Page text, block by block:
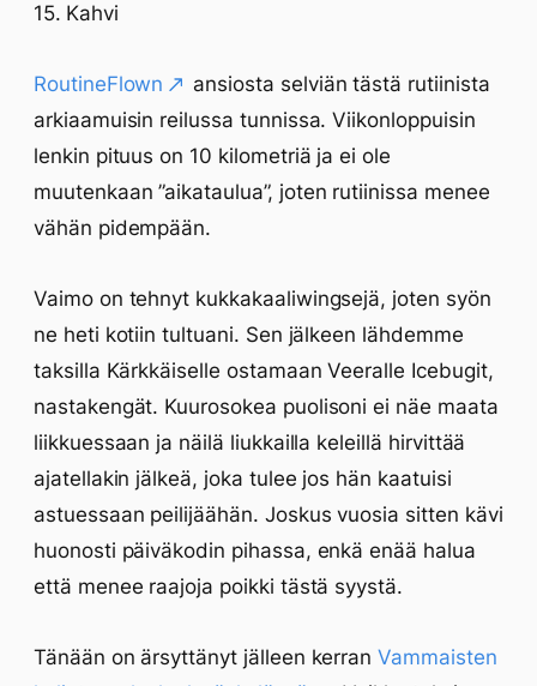
Kahvi
RoutineFlown
ansiosta selviän tästä rutiinista
arkiaamuisin reilussa tunnissa. Viikonloppuisin
lenkin pituus on 10 kilometriä ja ei ole
muutenkaan ”aikataulua”, joten rutiinissa menee
vähän pidempään.
Vaimo on tehnyt kukkakaaliwingsejä, joten syön
ne heti kotiin tultuani. Sen jälkeen lähdemme
taksilla Kärkkäiselle ostamaan Veeralle Icebugit,
nastakengät. Kuurosokea puolisoni ei näe maata
liikkuessaan ja näilä liukkailla keleillä hirvittää
ajatellakin jälkeä, joka tulee jos hän kaatuisi
astuessaan peilijäähän. Joskus vuosia sitten kävi
huonosti päiväkodin pihassa, enkä enää halua
että menee raajoja poikki tästä syystä.
Tänään on ärsyttänyt jälleen kerranVammaisten